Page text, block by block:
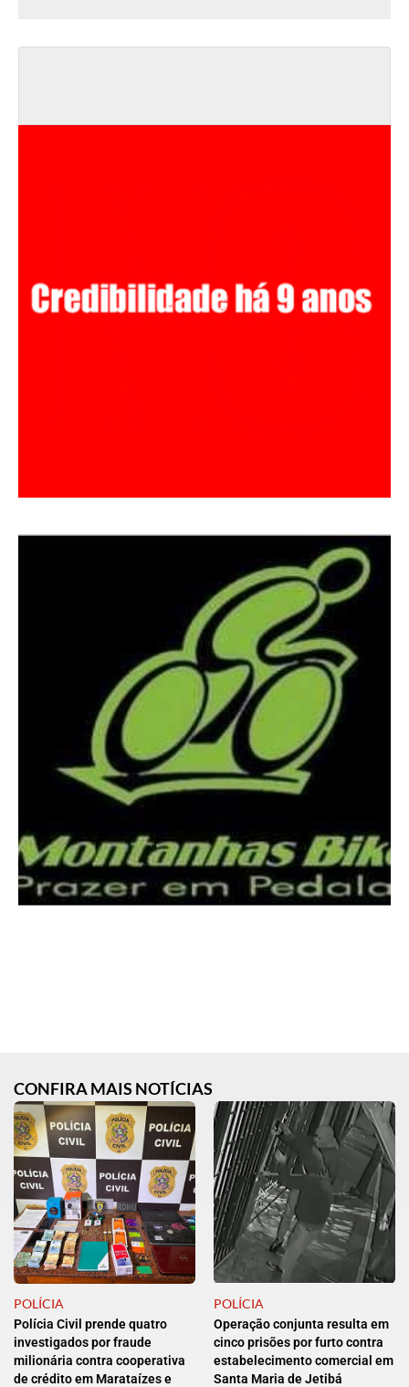
CONFIRA MAIS NOTÍCIAS
POLÍCIA
Polícia Civil prende quatro
investigados por fraude
milionária contra cooperativa
de crédito em Marataízes e
POLÍCIA
Operação conjunta resulta em
cinco prisões por furto contra
estabelecimento comercial em
Santa Maria de Jetibá